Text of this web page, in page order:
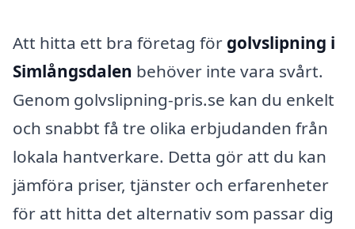
Att hitta ett bra företag för golvslipning i
Simlångsdalen behöver inte vara svårt.
Genom golvslipning-pris.se kan du enkelt
och snabbt få tre olika erbjudanden från
lokala hantverkare. Detta gör att du kan
jämföra priser, tjänster och erfarenheter
för att hitta det alternativ som passar dig